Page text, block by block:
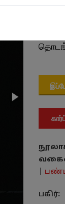
பகிர்: